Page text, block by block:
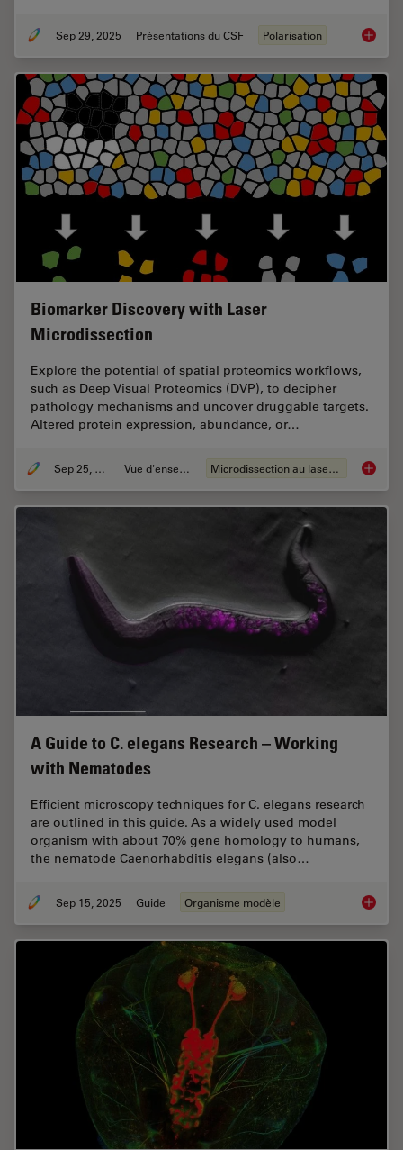
Sep 29, 2025 Présentations du CSF Polarisation
Biomarker Discovery with Laser
Microdissection
Explore the potential of spatial proteomics workflows,
such as Deep Visual Proteomics (DVP), to decipher
pathology mechanisms and uncover druggable targets.
Altered protein expression, abundance, or…
Sep 25, 2025 Vue d'ensemble Microdissection au laser (LMD)
A Guide to C. elegans Research – Working
with Nematodes
Efficient microscopy techniques for C. elegans research
are outlined in this guide. As a widely used model
organism with about 70% gene homology to humans,
the nematode Caenorhabditis elegans (also…
Sep 15, 2025 Guide Organisme modèle A